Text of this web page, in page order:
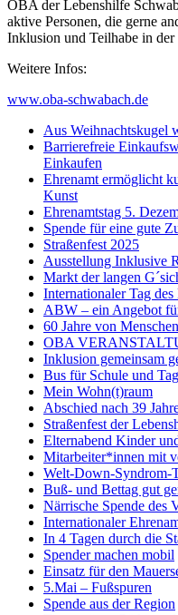
OBA der Lebenshilfe
aktive Personen, die gerne
Inklusion und Teilhabe in
Weitere Infos:
www.oba-schwabach.de
Aus Weihnachtskugel
Barrierefreie
Einkaufen
Ehrenamt ermöglicht
Kunst
Ehrenamtstag 5.
Spende für eine gute
Straßenfest 2025
Ausstellung Inklusive
Markt der langen
Internationaler Tag
ABW – ein Angebot
60 Jahre von
OBA
Inklusion gemeinsam
Bus für Schule und
Mein Wohn(t)raum
Abschied nach 39
Straßenfest der
Elternabend Kinder
Mitarbeiter*innen mit
Welt-Down-Syndrom-
Buß- und Bettag gut
Närrische Spende des
Internationaler
In 4 Tagen durch die
Spender machen mobil
Einsatz für den
5.Mai – Fußspuren
Spende aus der Region